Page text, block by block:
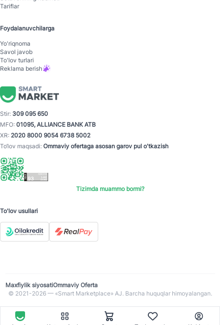
Tariflar
Foydalanuvchilarga
Yo'riqnoma
Savol javob
To'lov turlari
Reklama berish
Stir: 309 095 650
MFO: 01095, ALLIANCE BANK ATB
XR: 2020 8000 9054 6738 5002
To‘lov maqsadi: Ommaviy ofertaga asosan garov pul o'tkazish
Tizimda muammo bormi?
To'lov usullari
Maxfiylik siyosatiOmmaviy Oferta
© 2021-2026 — «Smart Marketplace» AJ. Barcha huquqlar himoyalangan.